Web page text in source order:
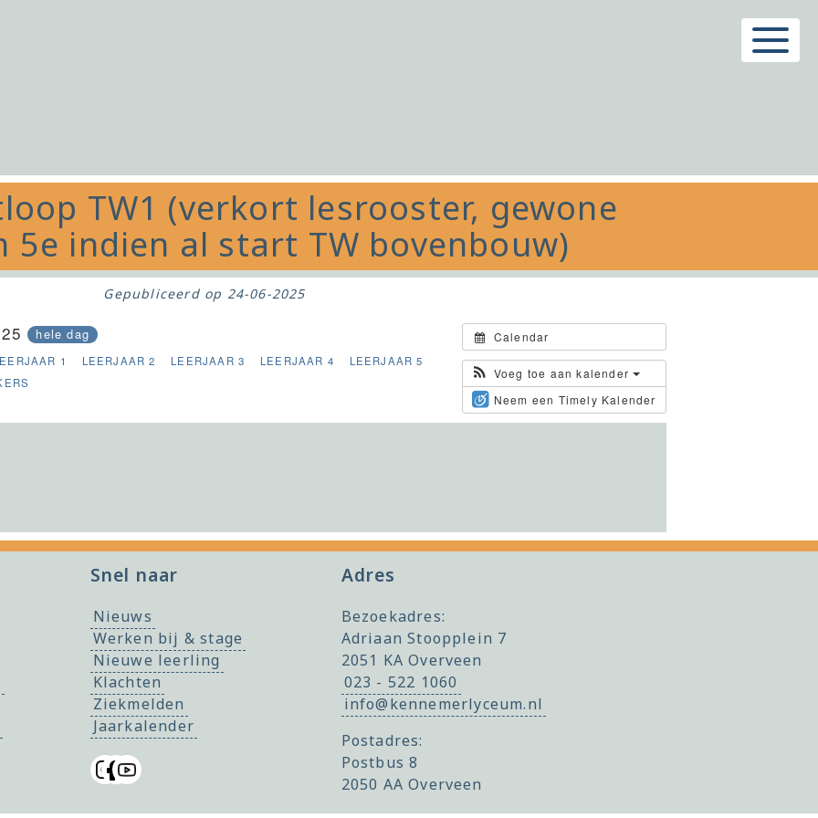
Menu
TW1 (verkort lesrooster, gewone
5e indien al start TW bovenbouw)
Gepubliceerd op 24-06-2025
Calendar
Voeg toe aan kalender
Neem een Timely Kalender
hele dag
1 LEERJAAR 2 LEERJAAR 3 LEERJAAR 4
LEERJAAR 5
Snel naar
Nieuws
Werken bij & stage
Nieuwe leerling
Klachten
Ziekmelden
Jaarkalender
Adres
Bezoekadres:
Adriaan Stoopplein 7
2051 KA Overveen
023 - 522 1060
info@kennemerlyceum.nl
Postadres:
Postbus 8
2050 AA Overveen